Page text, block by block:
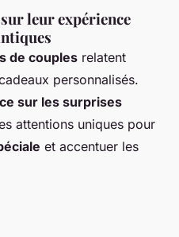
leur expérience
de couples relatent
personnalisés.
sur les surprises
attentions uniques pour
et accentuer les